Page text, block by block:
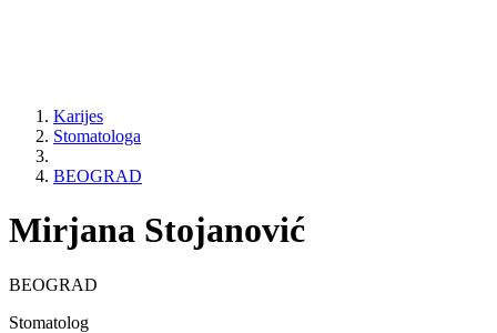
Karijes
Stomatologa
BEOGRAD
Mirjana Stojanović
BEOGRAD
Stomatolog